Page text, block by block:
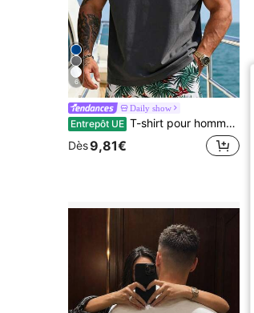
6
Daily show
Entrepôt UE T-shirt pour hommes, débardeur décontracté d'été à col rond pour hommes, polyvalent, amincissant, frais et énergique, convient comme cadeau pour le mari et le petit ami pour le sport
Dès9,81€